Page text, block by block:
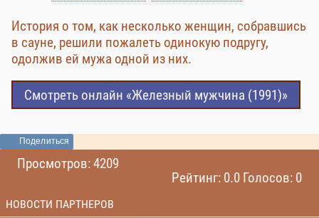
История о том, как несколько женщин, собравшись
в сауне, решили пожалеть одинокую подругу,
одолжив ей мужа одной из них.
Смотреть онлайн «Железный мужчина (1991)»
Поделиться
Просмотров: 4209
Рейтинг: 0.0 Голосов: 0
НОВОСТИ ПАРТНЕРОВ